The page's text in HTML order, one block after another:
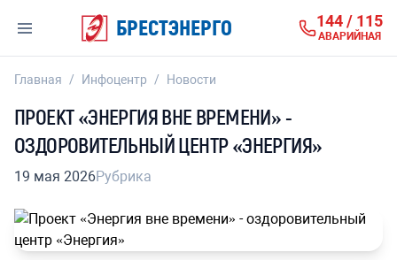
БРЕСТЭНЕРГО 144 / 115
АВАРИЙНАЯ
Главная / Инфоцентр / Новости
ПРОЕКТ «ЭНЕРГИЯ ВНЕ ВРЕМЕНИ» -
ОЗДОРОВИТЕЛЬНЫЙ ЦЕНТР «ЭНЕРГИЯ»
19 мая 2026Рубрика